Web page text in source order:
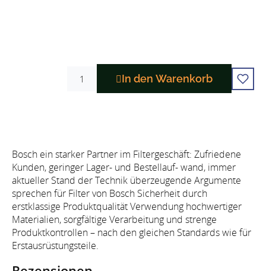
In den Warenkorb
Bosch ein starker Partner im Filtergeschäft: Zufriedene
Kunden, geringer Lager- und Bestellauf- wand, immer
aktueller Stand der Technik überzeugende Argumente
sprechen für Filter von Bosch Sicherheit durch
erstklassige Produktqualität Verwendung hochwertiger
Materialien, sorgfältige Verarbeitung und strenge
Produktkontrollen – nach den gleichen Standards wie für
Erstausrüstungsteile.